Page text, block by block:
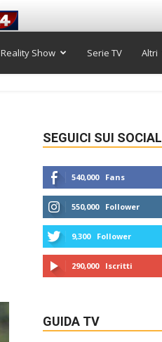
Reality Show Serie TV Altri
SEGUICI SUI SOCIAL
540,000 Fans
550,000 Follower
9,300 Follower
290,000 Iscritti
GUIDA TV